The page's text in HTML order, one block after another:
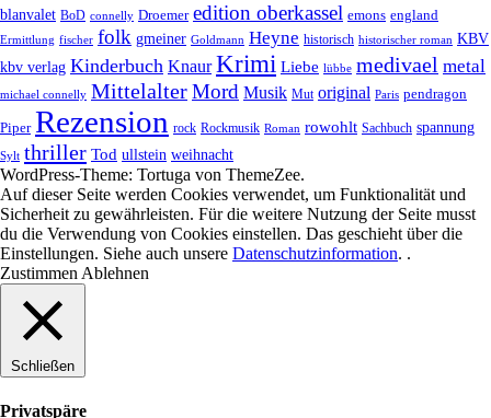
blanvalet BoD connelly Droemer edition oberkassel emons england
Ermittlung fischer folk gmeiner Goldmann Heyne historisch historischer roman KBV
kbv verlag Kinderbuch Knaur Krimi Liebe lübbe medivael metal
michael connelly MittelalterMord Musik Mut original Paris pendragon
Piper Rezension rock Rockmusik Roman rowohlt Sachbuch spannung
Sylt thriller Tod ullstein weihnacht
WordPress-Theme: Tortuga von ThemeZee.
Auf dieser Seite werden Cookies verwendet, um Funktionalität und
Sicherheit zu gewährleisten. Für die weitere Nutzung der Seite musst
du die Verwendung von Cookies einstellen. Das geschieht über die
Einstellungen. Siehe auch unsere Datenschutzinformation. .
Zustimmen Ablehnen
Schließen
Privatspäre